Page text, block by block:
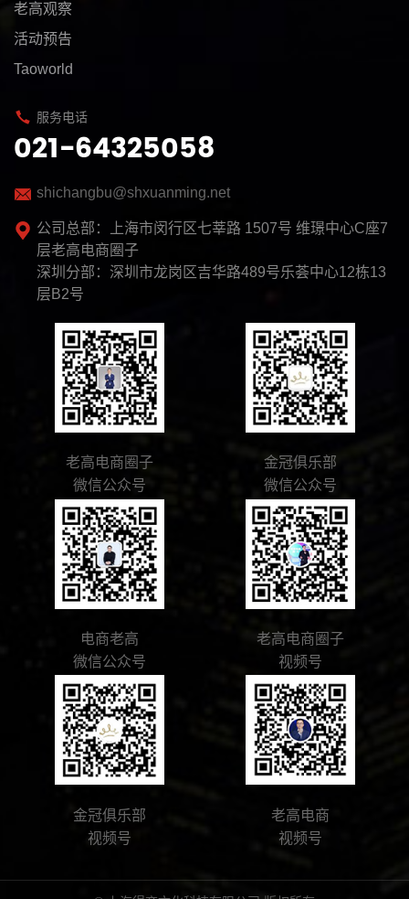
老高观察
活动预告
Taoworld
服务电话
021-64325058
shichangbu@shxuanming.net
公司总部：上海市闵行区七莘路 1507号 维璟中心C座7
层老高电商圈子
深圳分部：深圳市龙岗区吉华路489号乐荟中心12栋13
层B2号
老高电商圈子
微信公众号
金冠俱乐部
微信公众号
电商老高
微信公众号
老高电商圈子
视频号
金冠俱乐部
视频号
老高电商
视频号